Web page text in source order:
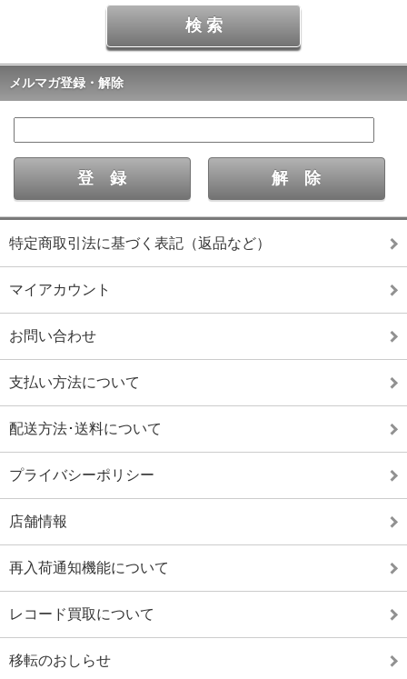
メルマガ登録・解除
特定商取引法に基づく表記（返品など）
マイアカウント
お問い合わせ
支払い方法について
配送方法･送料について
プライバシーポリシー
店舗情報
再入荷通知機能について
レコード買取について
移転のおしらせ